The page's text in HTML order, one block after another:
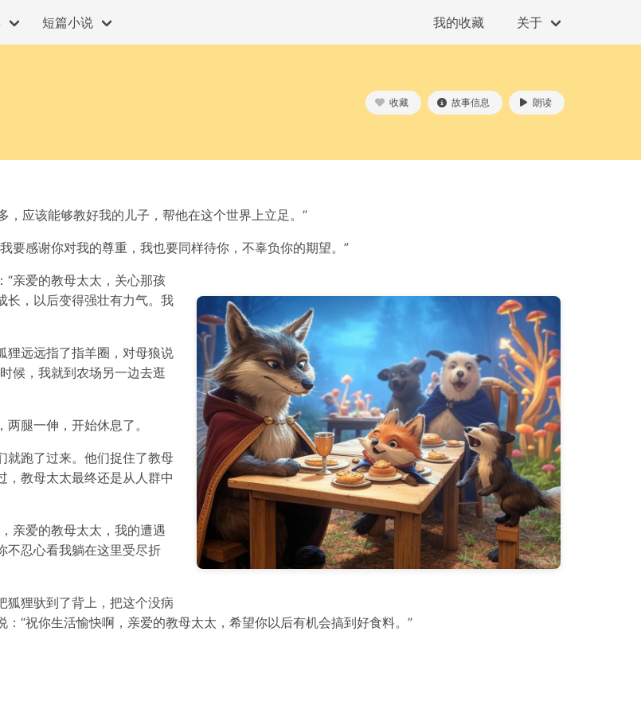
短篇小说 我的收藏 关于
收藏 故事信息 朗读
，应该能够教好我的儿子，帮他在这个世界上立足。”
要感谢你对我的尊重，我也要同样待你，不辜负你的期望。”
“亲爱的教母太太，关心那孩
长，以后变得强壮有力气。我
狸远远指了指羊圈，对母狼说
候，我就到农场另一边去逛
腿一伸，开始休息了。
就跑了过来。他们捉住了教母
，教母太太最终还是从人群中
亲爱的教母太太，我的遭遇
不忍心看我躺在这里受尽折
狐狸驮到了背上，把这个没病
“祝你生活愉快啊，亲爱的教母太太，希望你以后有机会搞到好食料。”